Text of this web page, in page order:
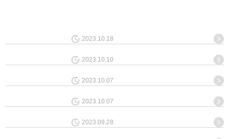
2023.10.18
2023.10.10
2023.10.07
2023.10.07
2023.09.28